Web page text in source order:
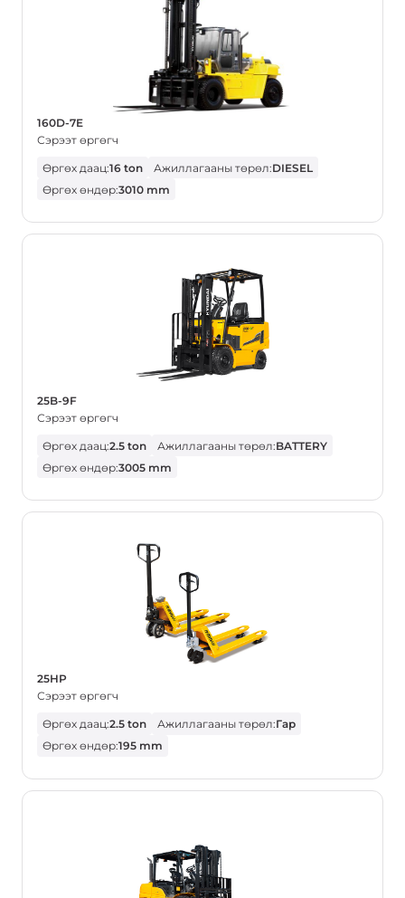
160D-7E
Сэрээт өргөгч
Өргөх даац:16 ton Ажиллагааны төрөл:DIESEL
Өргөх өндөр:3010 mm
25B-9F
Сэрээт өргөгч
Өргөх даац:2.5 ton Ажиллагааны төрөл:BATTERY
Өргөх өндөр:3005 mm
25HP
Сэрээт өргөгч
Өргөх даац:2.5 ton Ажиллагааны төрөл:Гар
Өргөх өндөр:195 mm